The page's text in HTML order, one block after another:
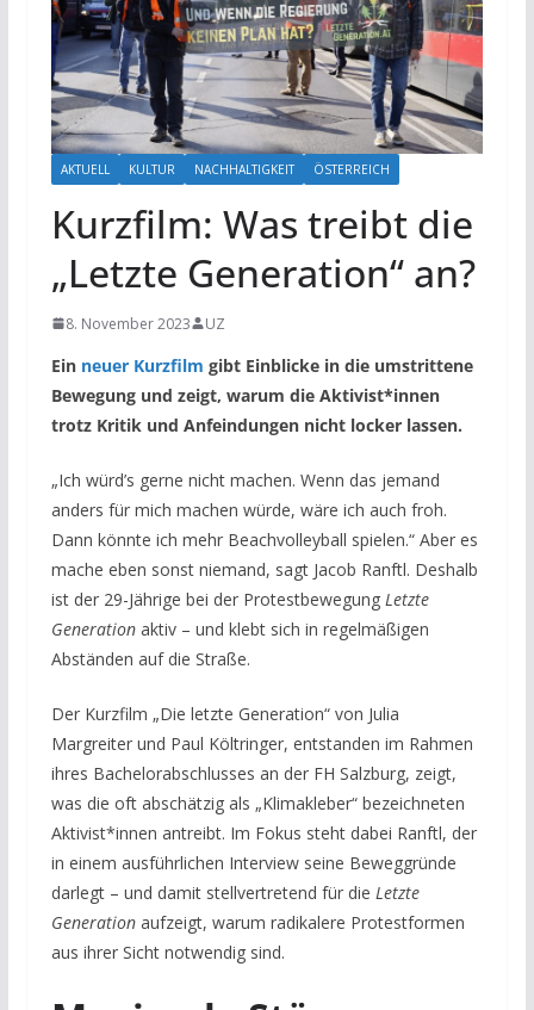
AKTUELL KULTUR NACHHALTIGKEIT ÖSTERREICH
Kurzfilm: Was treibt die
„Letzte Generation“ an?
8. November 2023 UZ
Ein neuer Kurzfilm gibt Einblicke in die umstrittene
Bewegung und zeigt, warum die Aktivist*innen
trotz Kritik und Anfeindungen nicht locker lassen.
„Ich würd’s gerne nicht machen. Wenn das jemand
anders für mich machen würde, wäre ich auch froh.
Dann könnte ich mehr Beachvolleyball spielen.“ Aber es
mache eben sonst niemand, sagt Jacob Ranftl. Deshalb
ist der 29-Jährige bei der Protestbewegung Letzte
Generationaktiv – und klebt sich in regelmäßigen
Abständen auf die Straße.
Der Kurzfilm „Die letzte Generation“ von Julia
Margreiter und Paul Költringer, entstanden im Rahmen
ihres Bachelorabschlusses an der FH Salzburg, zeigt,
was die oft abschätzig als „Klimakleber“ bezeichneten
Aktivist*innen antreibt. Im Fokus steht dabei Ranftl, der
in einem ausführlichen Interview seine Beweggründe
darlegt – und damit stellvertretend für die Letzte
Generationaufzeigt, warum radikalere Protestformen
aus ihrer Sicht notwendig sind.